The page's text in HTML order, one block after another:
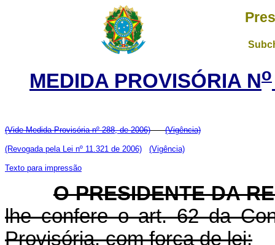
MEDIDA PROVISÓRIA No
(Vide Medida Provisória nº 288, de 2006) (Vigência)
(Revogada pela Lei nº 11.321 de 2006) (Vigência)
Texto para impressão
O PRESIDENTE DA
lhe confere o art. 62 da
Provisória, com força de lei: